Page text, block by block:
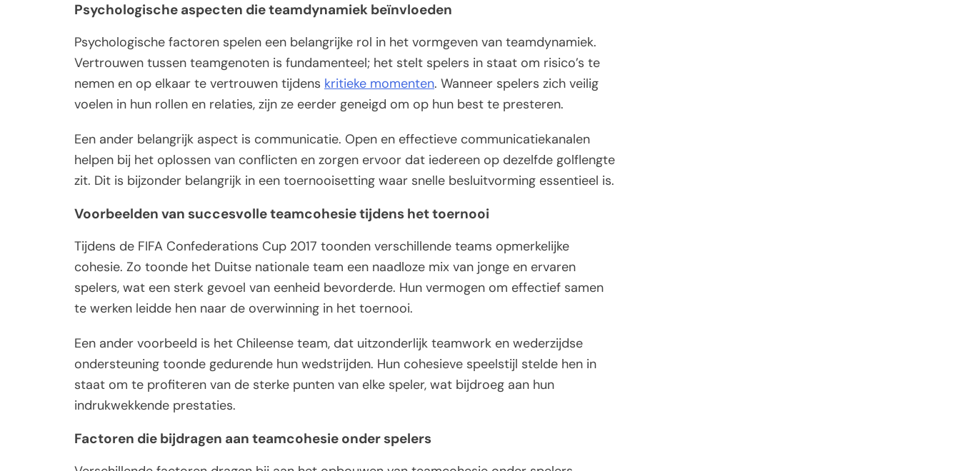
Psychologische aspecten die teamdynamiek beïnvloeden
Psychologische factoren spelen een belangrijke rol in het vormgeven van teamdynamiek.
Vertrouwen tussen teamgenoten is fundamenteel; het stelt spelers in staat om risico’s te
nemen en op elkaar te vertrouwen tijdens kritieke momenten. Wanneer spelers zich veilig
voelen in hun rollen en relaties, zijn ze eerder geneigd om op hun best te presteren.
Een ander belangrijk aspect is communicatie. Open en effectieve communicatiekanalen
helpen bij het oplossen van conflicten en zorgen ervoor dat iedereen op dezelfde golflengte
zit. Dit is bijzonder belangrijk in een toernooisetting waar snelle besluitvorming essentieel is.
Voorbeelden van succesvolle teamcohesie tijdens het toernooi
Tijdens de FIFA Confederations Cup 2017 toonden verschillende teams opmerkelijke
cohesie. Zo toonde het Duitse nationale team een naadloze mix van jonge en ervaren
spelers, wat een sterk gevoel van eenheid bevorderde. Hun vermogen om effectief samen
te werken leidde hen naar de overwinning in het toernooi.
Een ander voorbeeld is het Chileense team, dat uitzonderlijk teamwork en wederzijdse
ondersteuning toonde gedurende hun wedstrijden. Hun cohesieve speelstijl stelde hen in
staat om te profiteren van de sterke punten van elke speler, wat bijdroeg aan hun
indrukwekkende prestaties.
Factoren die bijdragen aan teamcohesie onder spelers